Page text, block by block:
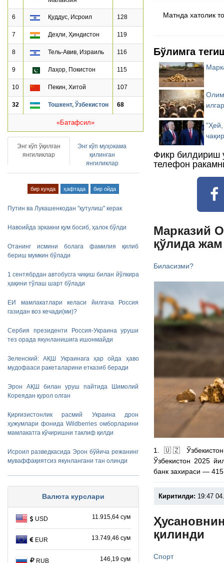
6 Қуддус, Исроил 128
7 Деҳли, Ҳиндистон 119
8 Тель-Авив, Израиль 116
9 Лаҳор, Покистон 115
10 Пекин, Хитой 107
32 Тошкент, Ўзбекистон 68
«Батафсил»
Энг кўп ўқилган
янгиликлар
Энг кўп муҳокама
қилинган
янгиликлар
бир кунда ҳафтада бир ойда
Путин ва Лукашенкодан "қутулиш" керак
Навоийда эркакни қум босиб, ҳалок бўлди
Отанинг исмини болага фамилия қилиб
бериш мумкин бўлади
1 сентябрдан автобусга чиқиш билан йўлкира
ҳақини тўлаш шарт бўлади
ЕИ мамлакатлари келаси йилгача Россия
газидан воз кечади(ми)?
Сербия президенти Россия-Украина уруши
тез орада якунланишига ишонмайди
Зеленский: АҚШ Украинага ҳар ойда ҳаво
мудофааси ракеталарини етказиб беради
Эрон АҚШ билан уруш пайтида Шимолий
Кореядан қурол олган
Қирғизистонлик расмий Украина дрон
ҳужумлари фонида Wildberries омборларини
мамлакатга кўчиришни таклиф қилди
Исроил разведкасида Эрон бўйича режанинг
муваффақиятсиз якунлангани тан олинди
Валюта курслари
USD 11.915,64 сум
EUR 13.749,46 сум
RUB 146,19 сум
Матнда хатолик
Бўлимга
Фикр билдириш
телефон
Марказий
қўлида
Биласизми?
1. 🇺🇿 Ўзбекистон
Ўзбекистон 2025
банк захираси —
Киритилди: 19:47
қилинди
Спорт